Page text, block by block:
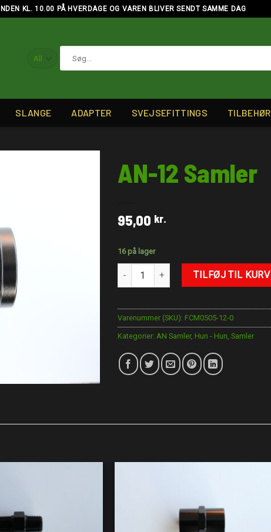
KL. 10.00 PÅ HVERDAGE OG VAREN BLIVER SENDT SAMME DAG
efter:
SLANGE ADAPTER SVEJSEFITTINGS TILBEHØR
AN-12 Samler
95,00 kr.
16 på lager
AN-12 Samler antal TILFØJ TIL KURV
Varenummer (SKU): FCM0505-12-0
Kategorier: AN Samler, Hun - Hun, Samler